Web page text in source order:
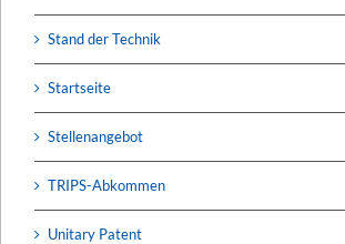
Stand der Technik
Startseite
Stellenangebot
TRIPS-Abkommen
Unitary Patent